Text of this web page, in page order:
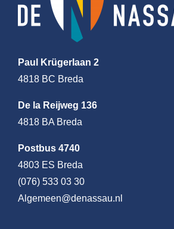
Paul Krügerlaan 2
4818 BC Breda
De la Reijweg 136
4818 BA Breda
Postbus 4740
4803 ES Breda
(076) 533 03 30
Algemeen@denassau.nl